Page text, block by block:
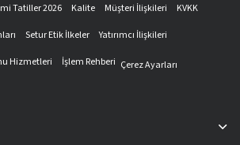
Tatiller 2026 Kalite Müşteri İlişkileri
KVKK
Setur Etik İlkeler
Yatırımcı İlişkileri
Hizmetleri
İşlem Rehberi Çerez Ayarları